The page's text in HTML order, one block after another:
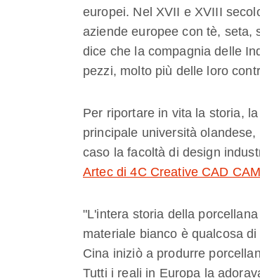
europei. Nel XVII e XVIII
aziende europee con tè, seta,
dice che la compagnia delle
pezzi, molto più delle loro
Per riportare in vita la storia,
principale università olandese,
caso la facoltà di design
Artec di 4C Creative CAD
"L'intera storia della
materiale bianco è qualcosa
Cina iniziò a produrre
Tutti i reali in Europa la